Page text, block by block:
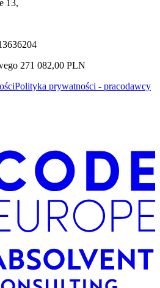
13,
271 082,00 PLN
Polityka prywatności - pracodawcy